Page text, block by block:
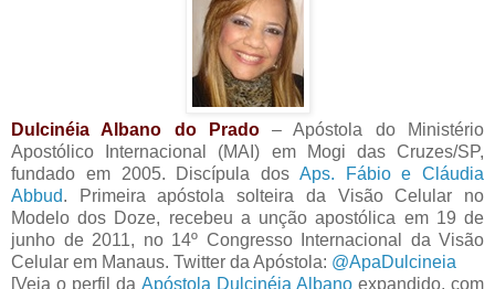
Dulcinéia Albano do Prado– Apóstola do Ministério
Apostólico Internacional (MAI) em Mogi das Cruzes/SP,
fundado em 2005. Discípula dos Aps. Fábio e Cláudia
Abbud. Primeira apóstola solteira da Visão Celular no
Modelo dos Doze, recebeu a unção apostólica em 19 de
junho de 2011, no 14º Congresso Internacional da Visão
Celular em Manaus. Twitter da Apóstola: @ApaDulcineia
[Veja o perfil da Apóstola Dulcinéia Albanoexpandido, com